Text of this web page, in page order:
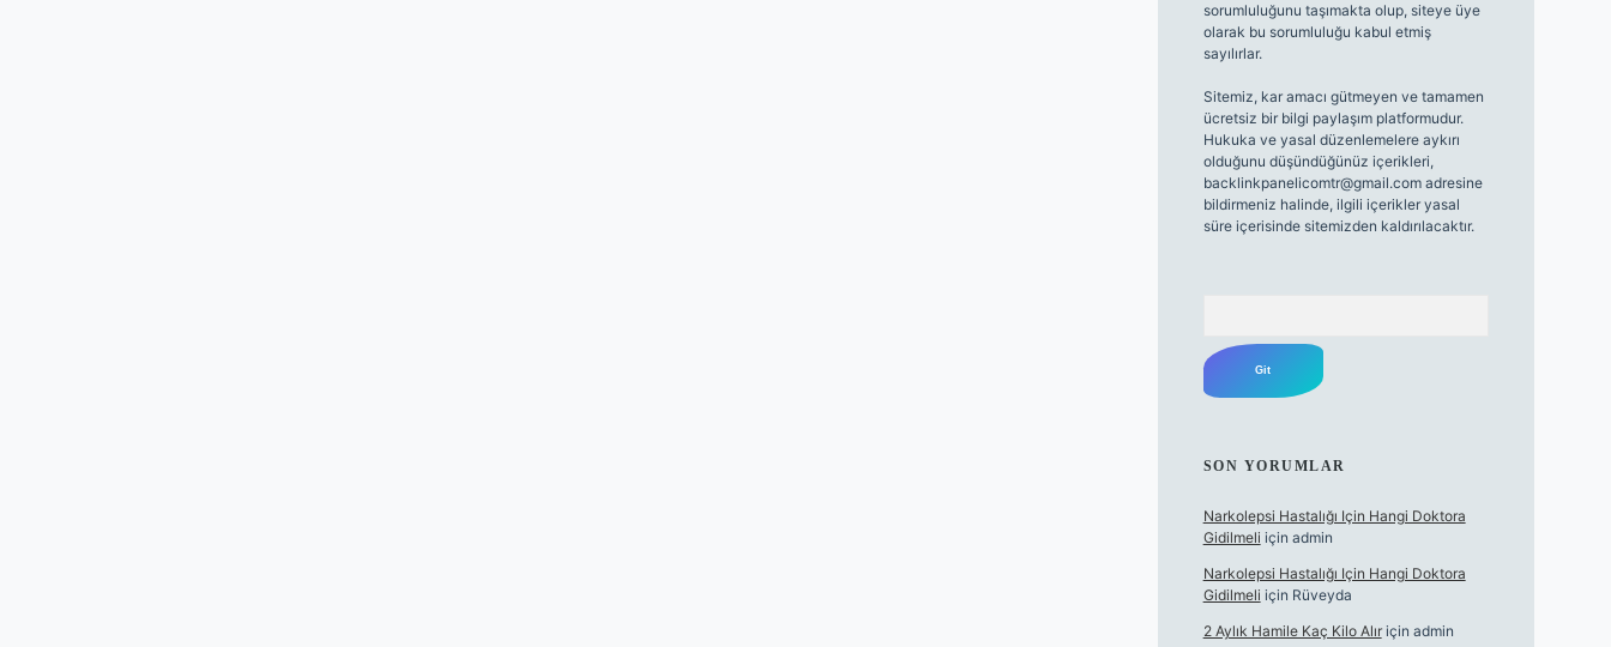
sorumluluğunu taşımakta olup, siteye üye
olarak bu sorumluluğu kabul etmiş
sayılırlar.
Sitemiz, kar amacı gütmeyen ve tamamen
ücretsiz bir bilgi paylaşım platformudur.
Hukuka ve yasal düzenlemelere aykırı
olduğunu düşündüğünüz içerikleri,
backlinkpanelicomtr@gmail.comadresine
bildirmeniz halinde, ilgili içerikler yasal
süre içerisinde sitemizden kaldırılacaktır.
SON YORUMLAR
Narkolepsi Hastalığı Için Hangi Doktora
Gidilmeli için admin
Narkolepsi Hastalığı Için Hangi Doktora
Gidilmeli için Rüveyda
2 Aylık Hamile Kaç Kilo Alıriçin admin